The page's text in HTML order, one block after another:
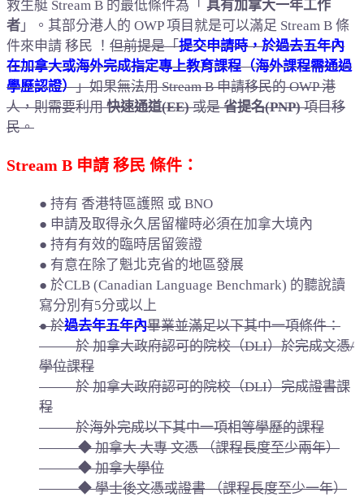
救生艇 Stream B 的最低條件為「 具有加拿大一年工作
者 」。其部分港人的 OWP 項目就是可以滿足 Stream B 條
件來申請 移民 ！ 但前提是「提交申請時，於過去五年內
在加拿大或海外完成指定專上教育課程（海外課程需通過
學歷認證）」如果無法用 Stream B 申請移民的 OWP 港
人，則需要利用快速通道(EE)或是省提名(PNP)項目移
民。
Stream B 申請 移民 條件：
● 持有 香港特區護照 或 BNO
● 申請及取得永久居留權時必須在加拿大境內
● 持有有效的臨時居留簽證
● 有意在除了魁北克省的地區發展
● 於CLB (Canadian Language Benchmark) 的聽說讀
寫分別有5分或以上
● 於過去年五年內畢業並滿足以下其中一項條件：
— 於 加拿大政府認可的院校（DLI）於完成文憑/
學位課程
— 於 加拿大政府認可的院校（DLI）完成證書課
程
— 於海外完成以下其中一項相等學歷的課程
◆ 加拿大 大專 文憑 （課程長度至少兩年）
◆ 加拿大學位
◆ 學士後文憑或證書 （課程長度至少一年）